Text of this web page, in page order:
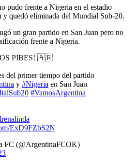
pudo frente a Nigeria en el estadio
y quedó eliminada del Mundial Sub-20.
un gran partido en San Juan pero no
frente a Nigeria.
PIBES! 🇦🇷
del primer tiempo del partido
y #Nigeria en San Juan
#VamosArgentina
ExD9FZbS2N
FC (@ArgentinaFCOK)